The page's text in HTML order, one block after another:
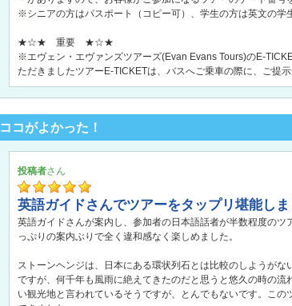
※シニアの方はパスポート（コピー可）、学生の方は英文の学
★☆★ 重要 ★☆★
※エヴェン・エヴァンズツアーズ(Evan Evans Tours)のE-
ただきましたツアーE-TICKETは、バスへご乗車の際に、ご提示
ココがよかった！
投稿者
英語ガイドさんでツアーをタップリ堪能しま
英語ガイドさんが案内し、参加者の日本語話者が半数程度の
っぷりの案内ぶりで全く違和感なく楽しめました。
ストーンヘンジは、日本にある環状列石とは比較のしようが
ですが、何千年も風雨に絶えてきたのだと思うと悠久の時の
い観光地と言われているそうですが、とんでもないです。こ